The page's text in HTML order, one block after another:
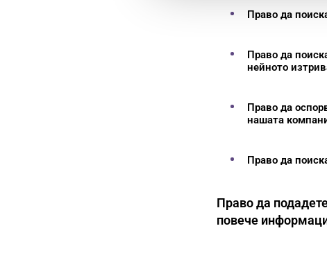
Право да
Право да
нейното
Право да
нашата
Право да
Право да
повече